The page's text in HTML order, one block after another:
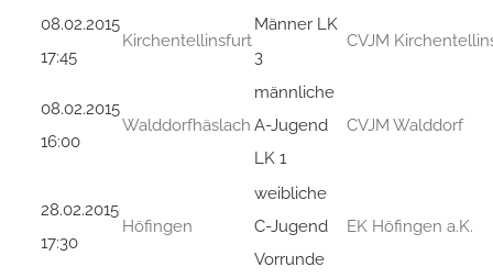
08.02.2015
17:45
Kirchentellinsfurt
Männer LK
3
CVJM
08.02.2015
16:00
Walddorfhäslach
männliche
A-Jugend
LK 1
CVJM Walddorf
28.02.2015
17:30
Höfingen
weibliche
C-Jugend
Vorrunde
EK Höfingen a.K.